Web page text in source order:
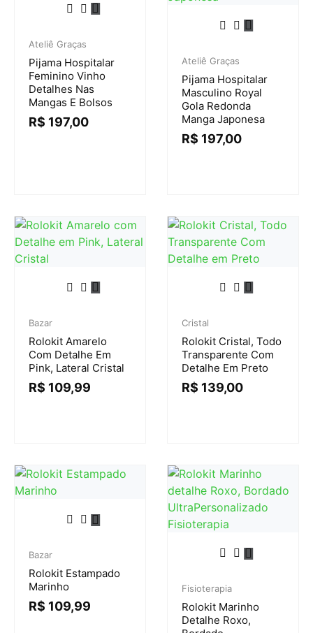
Ateliê Graças
Pijama Hospitalar
Feminino Vinho
Detalhes Nas
Mangas E Bolsos
R$ 197,00
Ateliê Graças
Pijama Hospitalar
Masculino Royal
Gola Redonda
Manga Japonesa
R$ 197,00
Bazar
Rolokit Amarelo
Com Detalhe Em
Pink, Lateral Cristal
R$ 109,99
Cristal
Rolokit Cristal, Todo
Transparente Com
Detalhe Em Preto
R$ 139,00
Bazar
Rolokit Estampado
Marinho
R$ 109,99
Fisioterapia
Rolokit Marinho
Detalhe Roxo,